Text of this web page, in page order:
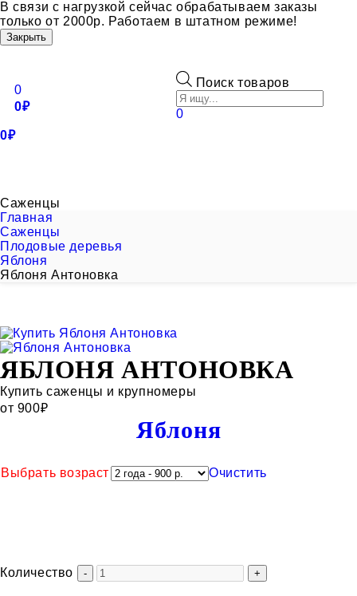
В связи с нагрузкой сейчас обрабатываем заказы
только от 2000р. Работаем в штатном режиме!
Закрыть
0
0₽
navigation
Поиск товаров
0
0₽
Саженцы
Главная
Саженцы
Плодовые деревья
Яблоня
Яблоня Антоновка
ЯБЛОНЯ АНТОНОВКА
Купить саженцы и крупномеры
от 900₽
Яблоня
Выбрать возраст Очистить
Количество